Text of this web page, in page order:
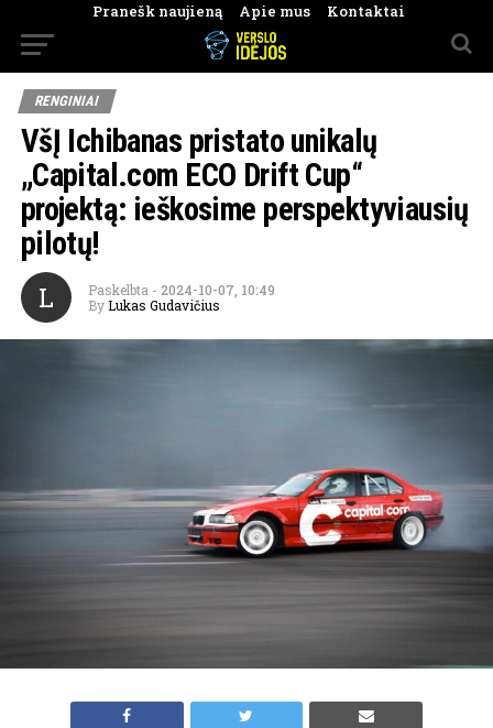
Pranešk naujieną Apie mus Kontaktai
RENGINIAI
VšĮ Ichibanas pristato unikalų
„Capital.com ECO Drift Cup“
projektą: ieškosime perspektyviausių
pilotų!
L Paskelbta - 2024-10-07, 10:49
By Lukas Gudavičius